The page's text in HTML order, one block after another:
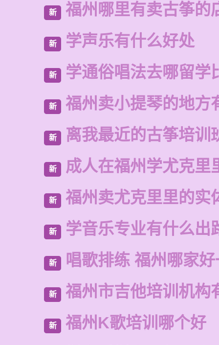
新 福州哪里有卖古筝的
新 学声乐有什么好处
新 学通俗唱法去哪留学
新 福州卖小提琴的地方
新 离我最近的古筝培训
新 成人在福州学尤克里
新 福州卖尤克里里的实
新 学音乐专业有什么出
新 唱歌排练 福州哪家
新 福州市吉他培训机构
新 福州K歌培训哪个好